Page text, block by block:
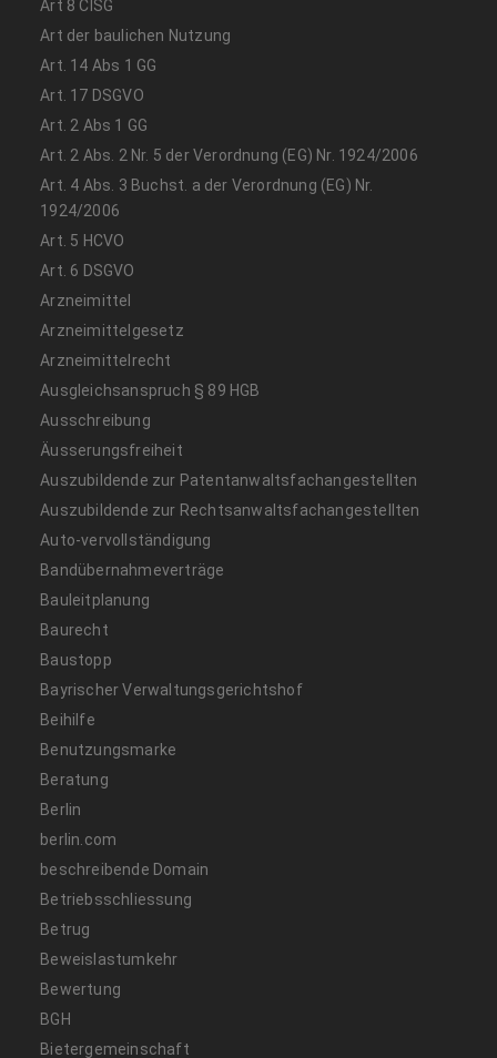
Art 8 CISG
Art der baulichen Nutzung
Art. 14 Abs 1 GG
Art. 17 DSGVO
Art. 2 Abs 1 GG
Art. 2 Abs. 2 Nr. 5 der Verordnung (EG) Nr. 1924/2006
Art. 4 Abs. 3 Buchst. a der Verordnung (EG) Nr.
1924/2006
Art. 5 HCVO
Art. 6 DSGVO
Arzneimittel
Arzneimittelgesetz
Arzneimittelrecht
Ausgleichsanspruch § 89 HGB
Ausschreibung
Äusserungsfreiheit
Auszubildende zur Patentanwaltsfachangestellten
Auszubildende zur Rechtsanwaltsfachangestellten
Auto-vervollständigung
Bandübernahmeverträge
Bauleitplanung
Baurecht
Baustopp
Bayrischer Verwaltungsgerichtshof
Beihilfe
Benutzungsmarke
Beratung
Berlin
berlin.com
beschreibende Domain
Betriebsschliessung
Betrug
Beweislastumkehr
Bewertung
BGH
Bietergemeinschaft